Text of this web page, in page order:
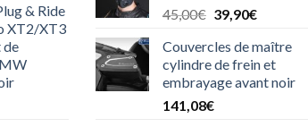
& Ride
XT2/XT3
de
45,00€ Le
initial
était :
45,00€.
39,90€Le
actuel
est :
39,90€.
Couvercles de maître
cylindre de frein et
embrayage avant noir
141,08€